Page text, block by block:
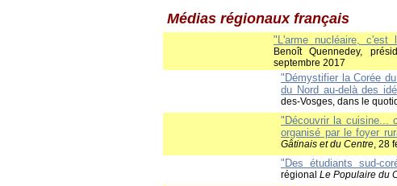
Médias régionaux français
"L'arme nucléaire, c'est
Benoît Quennedey,
septembre 2017
"Démystifier la Corée
du Nord au-delà des
des-Vosges, dans le
"Découvrir la cuisine...
organisé par le foyer
Gâtinais et du Centre , 28
"Des étudiants sud-
régionalLe Populaire du